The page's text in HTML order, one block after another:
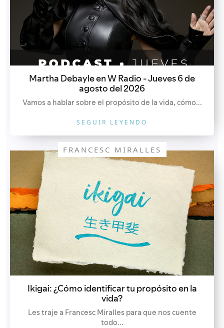
Martha Debayle en W Radio - Jueves 6 de
agosto del 2026
Vamos a hablar sobre el propósito de la vida, cómo...
SEGUIR LEYENDO
FRANCESC MIRALLES
Ikigai: ¿Cómo identificar tu propósito en la
vida?
Les traje a Francesc Miralles para que nos cuente
todo...